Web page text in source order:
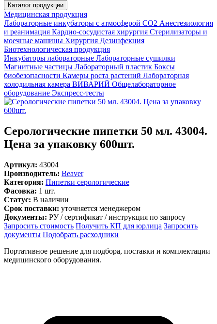
Каталог продукции
Медицинская продукция
Лабораторные инкубаторы с атмосферой CO2 Анестезиология
и реанимация Кардио-сосудистая хирургия Стерилизаторы и
моечные машины Хирургия Дезинфекция
Биотехнологическая продукция
Инкубаторы лабораторные Лабораторные сушилки
Магнитные частицы Лабораторный пластик Боксы
биобезопасности Камеры роста растений Лабораторная
холодильная камера ВИВАРИЙ Общелабораторное
оборудование Экспресс-тесты
Серологические пипетки 50 мл. 43004.
Цена за упаковку 600шт.
Артикул: 43004
Производитель: Beaver
Категория: Пипетки серологические
Фасовка: 1 шт.
Статус: В наличии
Срок поставки: уточняется менеджером
Документы: РУ / сертификат / инструкция по запросу
Запросить стоимость Получить КП для юрлица Запросить
документы Подобрать расходники
Портативное решение для подбора, поставки и комплектации
медицинского оборудования.